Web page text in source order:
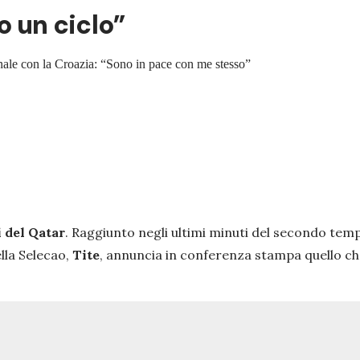
un ciclo”
con la Croazia: “Sono in pace con me stesso”
Qatar. Raggiunto negli ultimi minuti del secondo
Selecao, Tite, annuncia in conferenza stampa quello